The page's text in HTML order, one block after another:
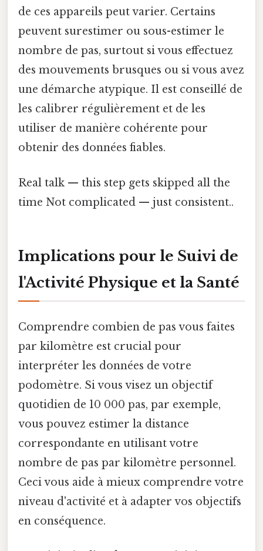
de ces appareils peut varier. Certains
peuvent surestimer ou sous-estimer le
nombre de pas, surtout si vous effectuez
des mouvements brusques ou si vous avez
une démarche atypique. Il est conseillé de
les calibrer régulièrement et de les
utiliser de manière cohérente pour
obtenir des données fiables.
Real talk — this step gets skipped all the
time Not complicated — just consistent..
Implications pour le Suivi de
l'Activité Physique et la Santé
Comprendre combien de pas vous faites
par kilomètre est crucial pour
interpréter les données de votre
podomètre. Si vous visez un objectif
quotidien de 10 000 pas, par exemple,
vous pouvez estimer la distance
correspondante en utilisant votre
nombre de pas par kilomètre personnel.
Ceci vous aide à mieux comprendre votre
niveau d'activité et à adapter vos objectifs
en conséquence.